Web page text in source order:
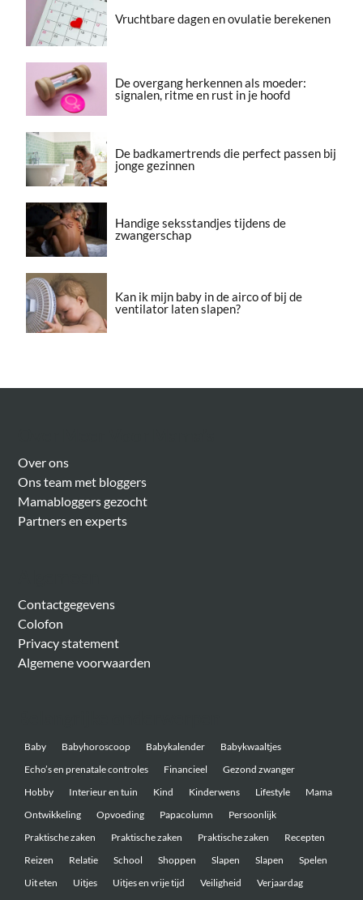
Vruchtbare dagen en ovulatie berekenen
De overgang herkennen als moeder:
signalen, ritme en rust in je hoofd
De badkamertrends die perfect passen bij
jonge gezinnen
Handige seksstandjes tijdens de
zwangerschap
Kan ik mijn baby in de airco of bij de
ventilator laten slapen?
Over ons
Ons team met bloggers
Mamabloggers gezocht
Partners en experts
Contactgegevens
Colofon
Privacy statement
Algemene voorwaarden
Baby Babyhoroscoop Babykalender
Babykwaaltjes
Echo’s en prenatale controles
Financieel
Gezond zwanger
Hobby
Interieur en tuin Kind Kinderwens Lifestyle
Mama
Ontwikkeling
Opvoeding Papacolumn
Persoonlijk
Praktische zaken
Praktische zaken Praktische zaken
Recepten
Reizen
Relatie School Shoppen Slapen Slapen
Spelen
Uit eten
Uitjes Uitjes en vrije tijd Veiligheid
Verjaardag